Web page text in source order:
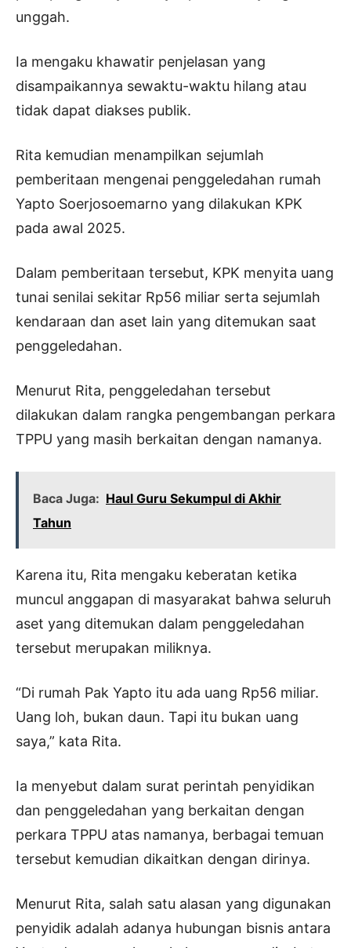
unggah.
Ia mengaku khawatir penjelasan yang
disampaikannya sewaktu-waktu hilang atau
tidak dapat diakses publik.
Rita kemudian menampilkan sejumlah
pemberitaan mengenai penggeledahan rumah
Yapto Soerjosoemarno yang dilakukan KPK
pada awal 2025.
Dalam pemberitaan tersebut, KPK menyita uang
tunai senilai sekitar Rp56 miliar serta sejumlah
kendaraan dan aset lain yang ditemukan saat
penggeledahan.
Menurut Rita, penggeledahan tersebut
dilakukan dalam rangka pengembangan perkara
TPPU yang masih berkaitan dengan namanya.
Baca Juga: Haul Guru Sekumpul di Akhir
Tahun
Karena itu, Rita mengaku keberatan ketika
muncul anggapan di masyarakat bahwa seluruh
aset yang ditemukan dalam penggeledahan
tersebut merupakan miliknya.
“Di rumah Pak Yapto itu ada uang Rp56 miliar.
Uang loh, bukan daun. Tapi itu bukan uang
saya,” kata Rita.
Ia menyebut dalam surat perintah penyidikan
dan penggeledahan yang berkaitan dengan
perkara TPPU atas namanya, berbagai temuan
tersebut kemudian dikaitkan dengan dirinya.
Menurut Rita, salah satu alasan yang digunakan
penyidik adalah adanya hubungan bisnis antara